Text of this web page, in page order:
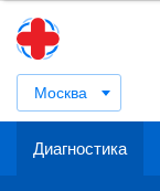
Москва
Диагностика